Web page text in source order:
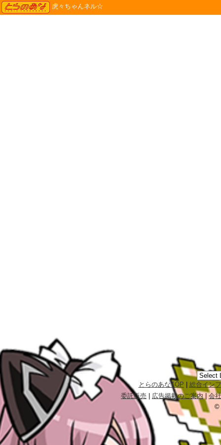
TORANOANA
虎々ちゃんネル☆
とらのあなTOP
総合イン
委託販売
広告掲載のご案内|会
©